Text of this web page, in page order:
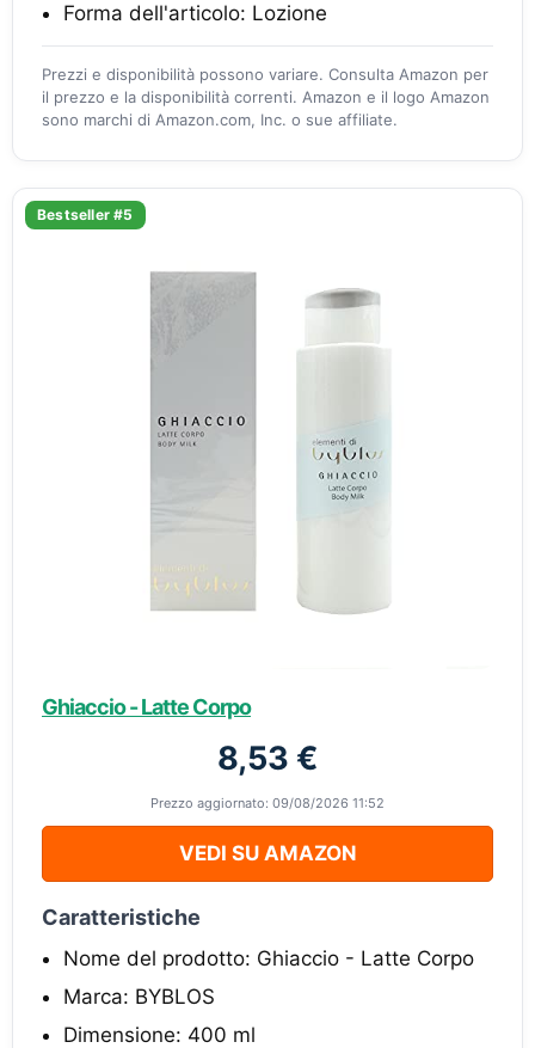
Forma dell'articolo: Lozione
Prezzi e disponibilità possono variare. Consulta Amazon per
il prezzo e la disponibilità correnti. Amazon e il logo Amazon
sono marchi di Amazon.com, Inc. o sue affiliate.
Bestseller #5
Ghiaccio - Latte Corpo
8,53 €
Prezzo aggiornato: 09/08/2026 11:52
VEDI SU AMAZON
Caratteristiche
Nome del prodotto: Ghiaccio - Latte Corpo
Marca: BYBLOS
Dimensione: 400 ml